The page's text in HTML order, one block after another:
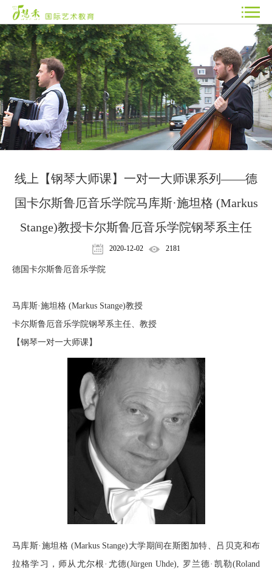
线上【钢琴大师课】一对一大师课系列——德
国卡尔斯鲁厄音乐学院马库斯·施坦格 (Markus
Stange)教授卡尔斯鲁厄音乐学院钢琴系主任
2020-12-02 2181
德国卡尔斯鲁厄音乐学院
马库斯·施坦格 (Markus Stange)教授
卡尔斯鲁厄音乐学院钢琴系主任、教授
【钢琴一对一大师课】
马库斯·施坦格 (Markus Stange)大学期间在斯图加特、吕贝克和布
拉格学习，师从尤尔根·尤德(Jürgen Uhde), 罗兰德·凯勒(Roland